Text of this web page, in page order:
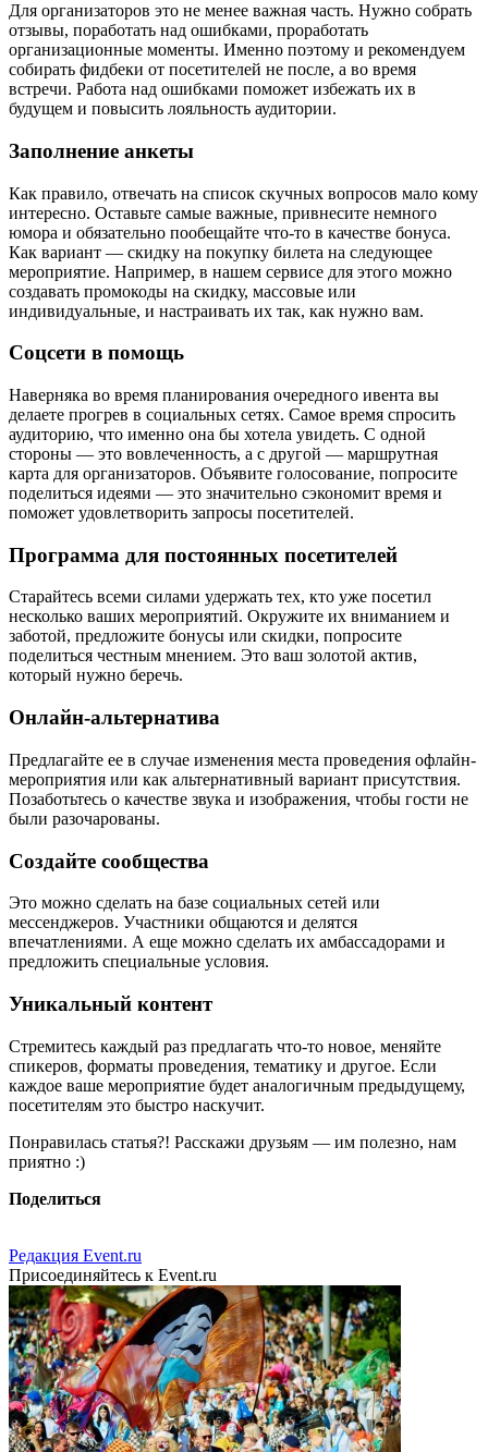
Для организаторов это не менее важная часть. Нужно собрать
отзывы, поработать над ошибками, проработать
организационные моменты. Именно поэтому и рекомендуем
собирать фидбеки от посетителей не после, а во время
встречи. Работа над ошибками поможет избежать их в
будущем и повысить лояльность аудитории.
Заполнение анкеты
Как правило, отвечать на список скучных вопросов мало кому
интересно. Оставьте самые важные, привнесите немного
юмора и обязательно пообещайте что-то в качестве бонуса.
Как вариант — скидку на покупку билета на следующее
мероприятие. Например, в нашем сервисе для этого можно
создавать промокоды на скидку, массовые или
индивидуальные, и настраивать их так, как нужно вам.
Соцсети в помощь
Наверняка во время планирования очередного ивента вы
делаете прогрев в социальных сетях. Самое время спросить
аудиторию, что именно она бы хотела увидеть. С одной
стороны — это вовлеченность, а с другой — маршрутная
карта для организаторов. Объявите голосование, попросите
поделиться идеями — это значительно сэкономит время и
поможет удовлетворить запросы посетителей.
Программа для постоянных посетителей
Старайтесь всеми силами удержать тех, кто уже посетил
несколько ваших мероприятий. Окружите их вниманием и
заботой, предложите бонусы или скидки, попросите
поделиться честным мнением. Это ваш золотой актив,
который нужно беречь.
Онлайн-альтернатива
Предлагайте ее в случае изменения места проведения офлайн-
мероприятия или как альтернативный вариант присутствия.
Позаботьтесь о качестве звука и изображения, чтобы гости не
были разочарованы.
Создайте сообщества
Это можно сделать на базе социальных сетей или
мессенджеров. Участники общаются и делятся
впечатлениями. А еще можно сделать их амбассадорами и
предложить специальные условия.
Уникальный контент
Стремитесь каждый раз предлагать что-то новое, меняйте
спикеров, форматы проведения, тематику и другое. Если
каждое ваше мероприятие будет аналогичным предыдущему,
посетителям это быстро наскучит.
Понравилась статья?! Расскажи друзьям — им полезно, нам
приятно :)
Поделиться
Редакция Event.ru
Присоединяйтесь к Event.ru